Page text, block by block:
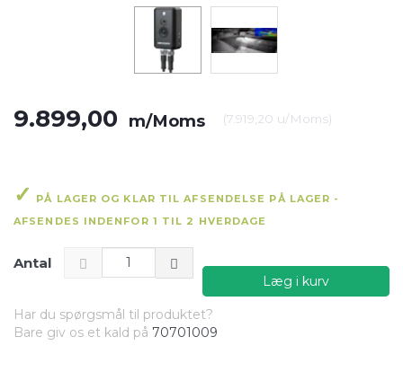
9.899,00 m/Moms (7.919,20 u/Moms)
PÅ LAGER OG KLAR TIL AFSENDELSE PÅ LAGER -
AFSENDES INDENFOR 1 TIL 2 HVERDAGE
Antal
Læg i kurv
Har du spørgsmål til produktet?
Bare giv os et kald på 70701009